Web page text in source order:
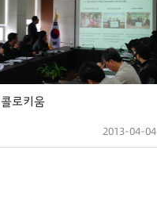
콜로키움
2013-04-04